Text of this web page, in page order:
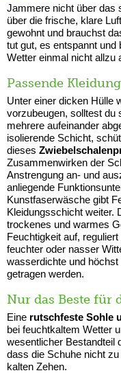
Jammere nicht über das
über die frische, klare
gewohnt und brauchst
tut gut, es entspannt
Wetter einmal nicht allzu
Passende Kleidung
Unter einer dicken Hülle
vorzubeugen, solltest du
mehrere aufeinander
isolierende Schicht,
dieses
Zusammenwirken der
Anstrengung an- und
anliegende
Kunstfaserwäsche gibt
Kleidungsschicht weiter.
trockenes und warmes
Feuchtigkeit auf,
feuchter oder nasser
wasserdichte und
getragen werden.
Nur das Beste für
Eine rutschfeste Sohle
bei feuchtkaltem Wetter
wesentlicher Bestandteil
dass die Schuhe nicht
kalten Zehen.